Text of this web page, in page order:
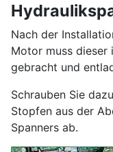
Nach der
Motor muss dieser
gebracht und
Schrauben Sie
Stopfen aus der
Spanners ab.